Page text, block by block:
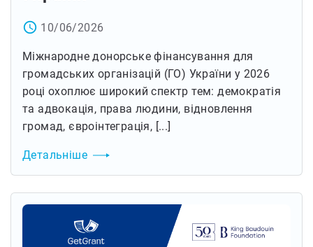
access_time 10/06/2026
Міжнародне донорське фінансування для
громадських організацій (ГО) України у 2026
році охоплює широкий спектр тем: демократія
та адвокація, права людини, відновлення
громад, євроінтеграція, [...]
Детальніше